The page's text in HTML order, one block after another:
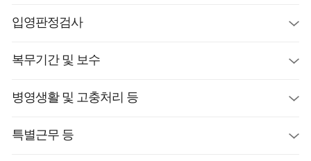
입영판정검사
복무기간 및 보수
병영생활 및 고충처리 등
특별근무 등